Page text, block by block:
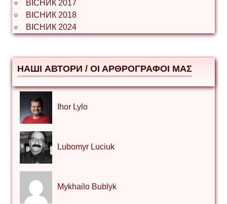
ВІСНИК 2017
ВІСНИК 2018
ВІСНИК 2024
НАШІ АВТОРИ / ΟΙ ΑΡΘΡΟΓΡΑΦΟΙ ΜΑΣ
Ihor Lylo
Lubomyr Luciuk
Mykhailo Bublyk